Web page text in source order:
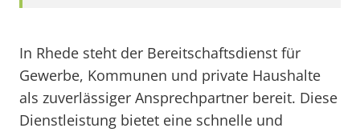
In Rhede steht der Bereitschaftsdienst für
Gewerbe, Kommunen und private Haushalte
als zuverlässiger Ansprechpartner bereit. Diese
Dienstleistung bietet eine schnelle und